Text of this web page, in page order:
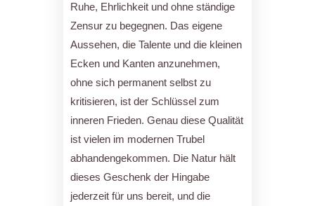
Ruhe, Ehrlichkeit und ohne ständige
Zensur zu begegnen. Das eigene
Aussehen, die Talente und die kleinen
Ecken und Kanten anzunehmen,
ohne sich permanent selbst zu
kritisieren, ist der Schlüssel zum
inneren Frieden. Genau diese Qualität
ist vielen im modernen Trubel
abhandengekommen. Die Natur hält
dieses Geschenk der Hingabe
jederzeit für uns bereit, und die